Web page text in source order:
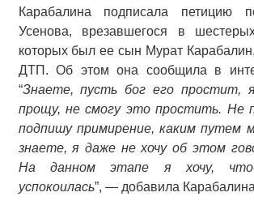
Карабалина подписала петицию
Усенова, врезавшегося в
которых был ее сын Мурат
ДТП. Об этом она сообщила в
“Знаете, пусть бог его простит,
прощу, не смогу это простить. Не
подпишу примирение, каким путем
знаете, я даже не хочу об этом
На данном этапе я хочу,
успокоилась”, — добавила